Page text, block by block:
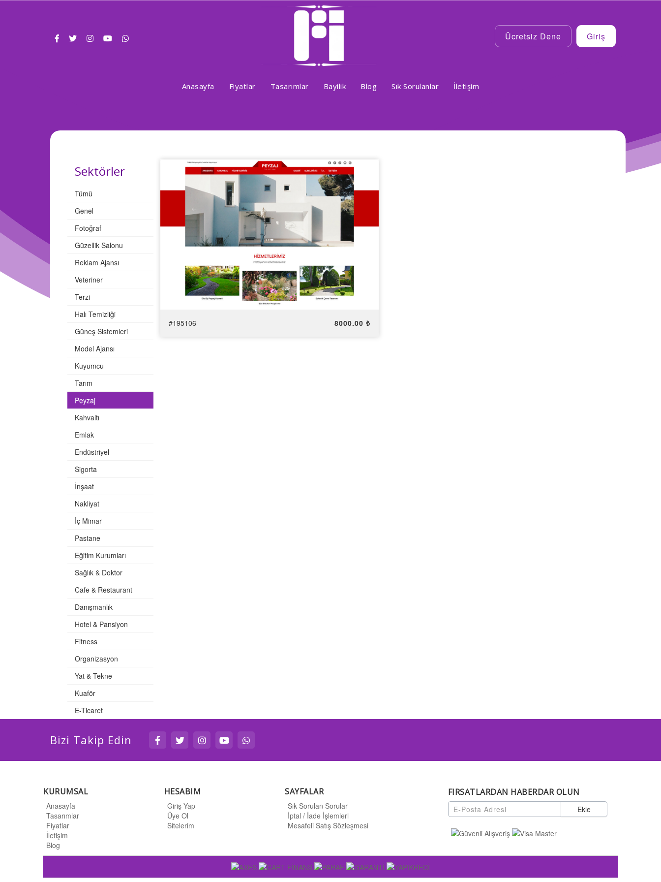
Ücretsiz Dene Giriş
Anasayfa Fiyatlar Tasarımlar Bayilik Blog Sık Sorulanlar İletişim
Sektörler
Tümü
Genel
Fotoğraf
Güzellik Salonu
Reklam Ajansı
Veteriner
Terzi
Halı Temizliği
Güneş Sistemleri
Model Ajansı
Kuyumcu
Tarım
Peyzaj
Kahvaltı
Emlak
Endüstriyel
Sigorta
İnşaat
Nakliyat
İç Mimar
Pastane
Eğitim Kurumları
Sağlık & Doktor
Cafe & Restaurant
Danışmanlık
Hotel & Pansiyon
Fitness
Organizasyon
Yat & Tekne
Kuaför
E-Ticaret
#195106 8000.00 ₺
Bizi Takip Edin
KURUMSAL
Anasayfa
Tasarımlar
Fiyatlar
İletişim
Blog
HESABIM
Giriş Yap
Üye Ol
Sitelerim
SAYFALAR
Sık Sorulan Sorular
İptal / İade İşlemleri
Mesafeli Satış Sözleşmesi
FIRSATLARDAN HABERDAR OLUN
Ekle